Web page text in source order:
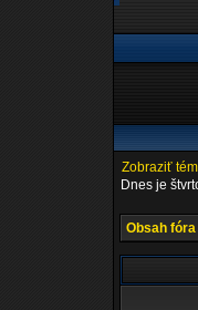
Zobraziť
Dnes je
Obsah fóra